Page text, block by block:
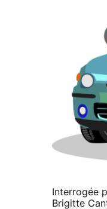
Interrogée
Brigitte